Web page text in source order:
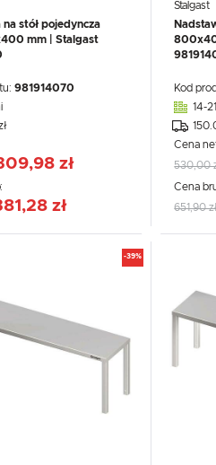
na stół pojedyncza
mm | Stalgast
981914070
zł
zł
Stalgast
Kod
14-
Cena
530,00
Cena
651,90
-39%